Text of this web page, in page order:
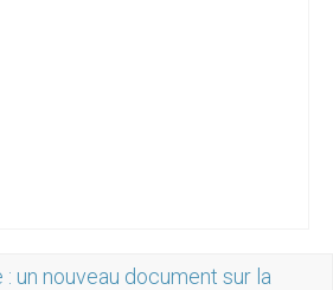
un nouveau document sur la